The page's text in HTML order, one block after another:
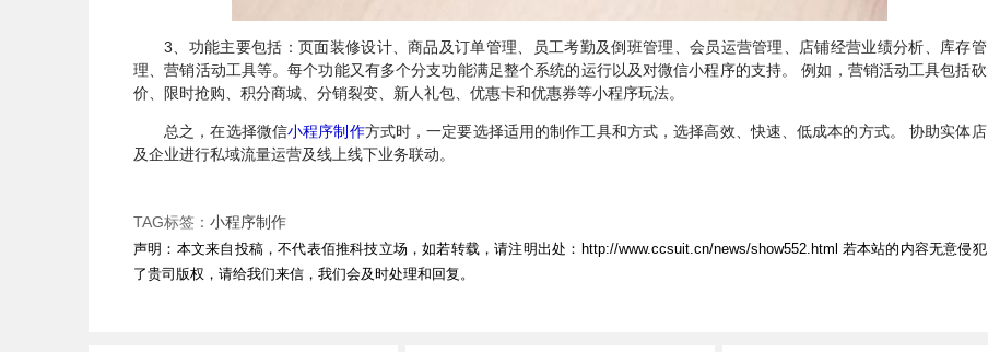
3、功能主要包括：页面装修设计、商品及订单管理、员工考勤及倒班管理、会员运营管理、店铺经营业绩分析、库存管
理、营销活动工具等。每个功能又有多个分支功能满足整个系统的运行以及对微信小程序的支持。 例如，营销活动工具包括砍
价、限时抢购、积分商城、分销裂变、新人礼包、优惠卡和优惠券等小程序玩法。
总之，在选择微信小程序制作方式时，一定要选择适用的制作工具和方式，选择高效、快速、低成本的方式。 协助实体店
及企业进行私域流量运营及线上线下业务联动。
TAG标签：小程序制作
声明：本文来自投稿，不代表佰推科技立场，如若转载，请注明出处： http://www.ccsuit.cn/news/show552.html 若本站的内容无意侵犯
了贵司版权，请给我们来信，我们会及时处理和回复。